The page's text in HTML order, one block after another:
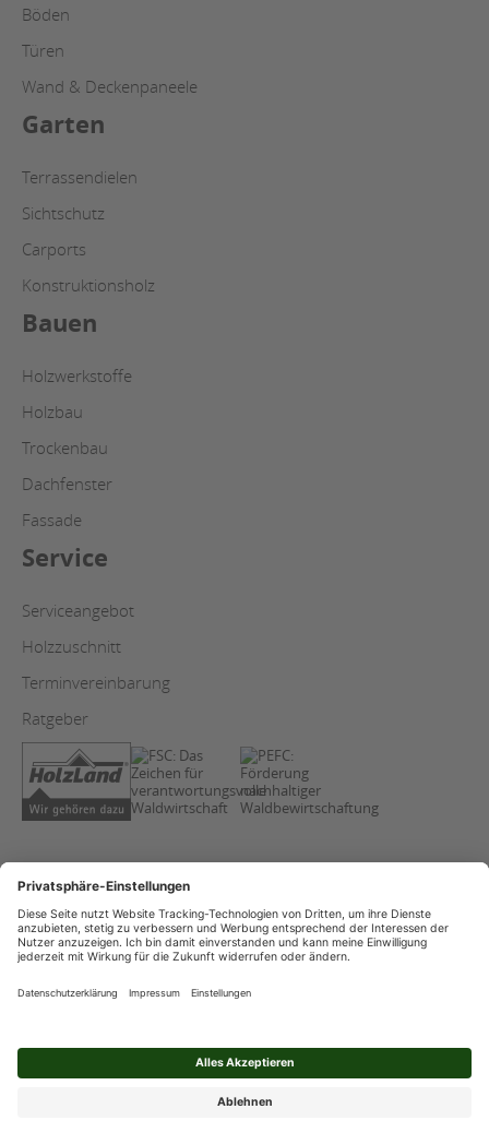
Böden
Türen
Wand & Deckenpaneele
Garten
Terrassendielen
Sichtschutz
Carports
Konstruktionsholz
Bauen
Holzwerkstoffe
Holzbau
Trockenbau
Dachfenster
Fassade
Service
Serviceangebot
Holzzuschnitt
Terminvereinbarung
Ratgeber
AGB
Datenschutz
Impressum
Streitschlichtung